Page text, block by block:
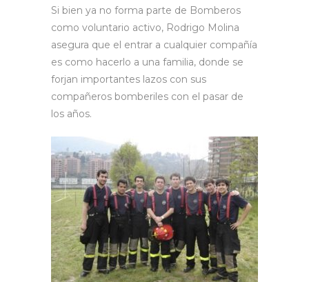
Si bien ya no forma parte de Bomberos
como voluntario activo, Rodrigo Molina
asegura que el entrar a cualquier compañía
es como hacerlo a una familia, donde se
forjan importantes lazos con sus
compañeros bomberiles con el pasar de
los años.